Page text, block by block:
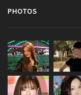
PHOTOS